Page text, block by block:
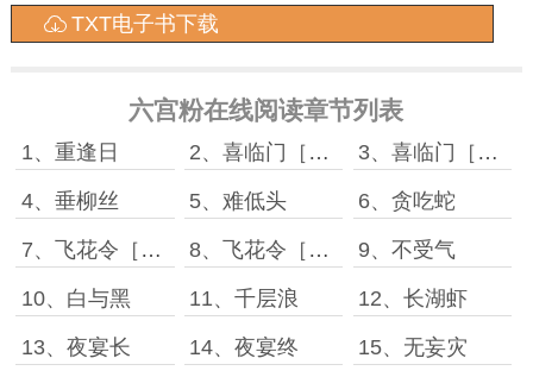
TXT电子书下载
六宫粉在线阅读章节列表
1、重逢日 2、喜临门［上］ 3、喜临门［下］
4、垂柳丝 5、难低头 6、贪吃蛇
7、飞花令［上］ 8、飞花令［下］ 9、不受气
10、白与黑 11、千层浪 12、长湖虾
13、夜宴长 14、夜宴终 15、无妄灾